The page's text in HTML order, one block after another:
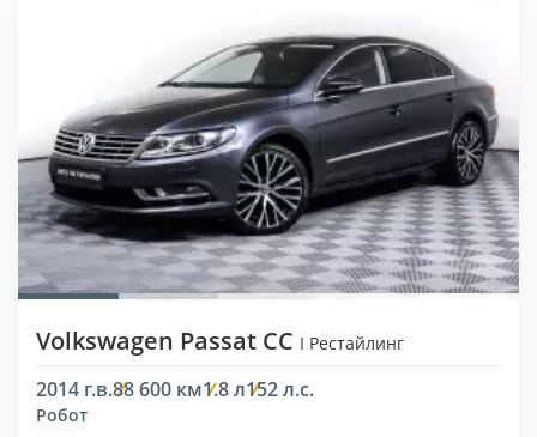
Volkswagen Passat CC I Рестайлинг
2014 г.в.88 600 км1.8 л152 л.с.
Робот